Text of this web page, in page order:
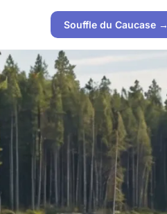
Souffle du Caucase →